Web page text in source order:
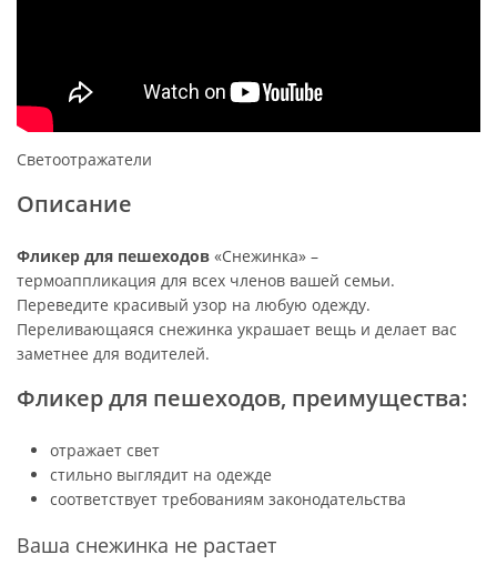
Светоотражатели
Описание
Фликер для пешеходов «Снежинка» –
термоаппликация для всех членов вашей семьи.
Переведите красивый узор на любую одежду.
Переливающаяся снежинка украшает вещь и делает вас
заметнее для водителей.
Фликер для пешеходов, преимущества:
отражает свет
стильно выглядит на одежде
соответствует требованиям законодательства
Ваша снежинка не растает